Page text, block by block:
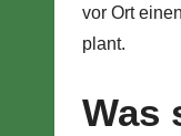
vor Ort
plant.
Was